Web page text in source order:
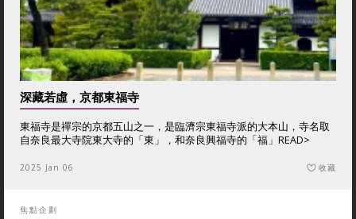
深藏若虛，京都東福寺
東福寺是禪宗的京都五山之一，是臨濟宗東福寺派的大本山，寺名取
自奈良最大寺院東大寺的「東」，和奈良興福寺的「福」 READ>
2025 Jan 06 收藏
焦點企劃